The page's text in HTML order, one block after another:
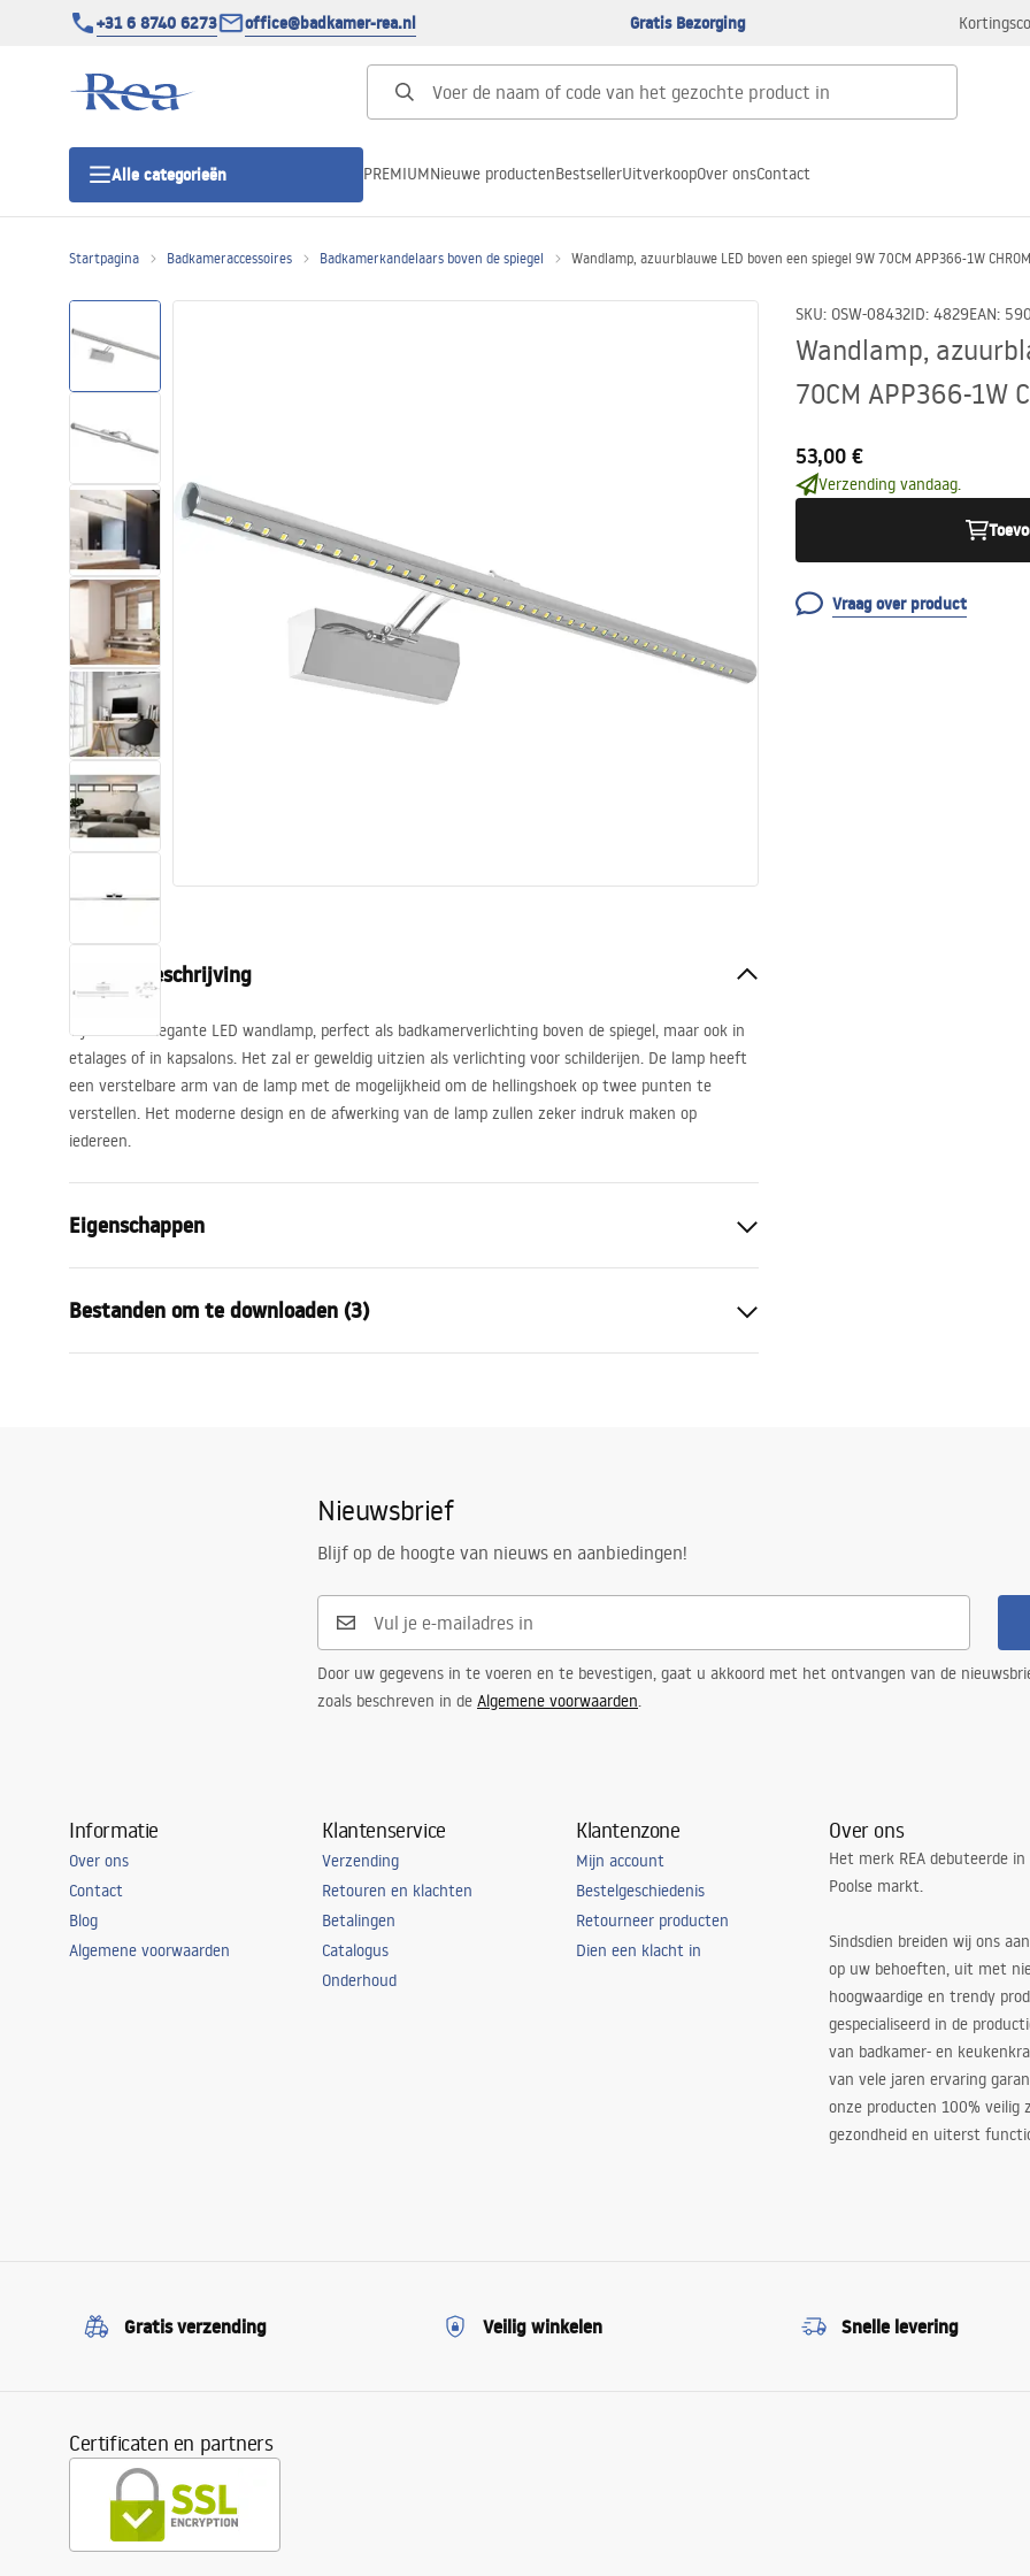
+31 6 8740 6273 office@badkamer-rea.nl Gratis Bezorging
Alle categorieën
Douchedeur
Lineaire Douchegoten
Wastafels
Baden en badwanden
Kranen
Douches
PREMIUMNieuwe productenBestsellerUitverkoopOver onsContact
Startpagina Badkameraccessoires Badkamerkandelaars boven de spiegel Wandlamp, azuurblauwe LED boven een spiegel 9W 70CM APP366-1W
SKU: OSW-08432ID: 4829EAN:
Wandlamp,
70CM APP366-1W
53,00 €
Verzending vandaag.
Vraag over product
Productbeschrijving
Tijdloze en elegante LED wandlamp, perfect als badkamerverlichting boven de spiegel, maar ook in
etalages of in kapsalons. Het zal er geweldig uitzien als verlichting voor schilderijen. De lamp heeft
een verstelbare arm van de lamp met de mogelijkheid om de hellingshoek op twee punten te
verstellen. Het moderne design en de afwerking van de lamp zullen zeker indruk maken op
iedereen.
Eigenschappen
Lamptype
Lengte (mm)
700mm
metaal
grijs
Geïntegreerde LED-bron
Ja
IP20
Bestanden om te downloaden (3)
Nieuwsbrief
Blijf op de hoogte van nieuws en aanbiedingen!
Door uw gegevens in te voeren en te bevestigen, gaat u akkoord met het ontvangen van de
zoals beschreven in de Algemene voorwaarden.
Informatie
Over ons
Contact
Blog
Algemene voorwaarden
Klantenservice
Verzending
Retouren en klachten
Betalingen
Catalogus
Onderhoud
Klantenzone
Mijn account
Bestelgeschiedenis
Retourneer producten
Dien een klacht in
Over ons
Het merk REA debuteerde
Poolse markt.
Sindsdien breiden wij ons
op uw behoeften, uit met
hoogwaardige en trendy
gespecialiseerd in de
van badkamer- en
van vele jaren ervaring
onze producten 100% veilig
gezondheid en uiterst
Gratis verzending Veilig winkelen Snelle levering
Certificaten en partners